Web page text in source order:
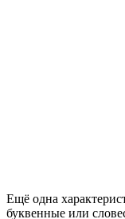
Ещё одна
буквенные или